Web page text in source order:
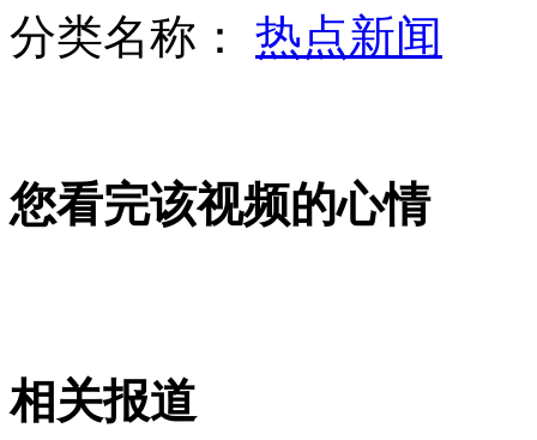
勒索厂商十亿台币 台北黑帮暴力围标
山西运城恶犬咬伤多人 警民合力深夜将其击毙
分类名称： 热点新闻
您看完该视频的心情
相关报道